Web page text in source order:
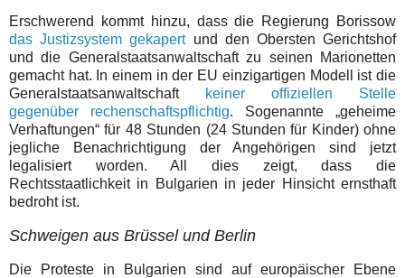
Erschwerend kommt hinzu, dass die Regierung Borissow
das Justizsystem gekapertund den Obersten Gerichtshof
und die Generalstaatsanwaltschaft zu seinen Marionetten
gemacht hat. In einem in der EU einzigartigen Modell ist die
Generalstaatsanwaltschaft
keiner offiziellen Stelle
gegenüber rechenschaftspflichtig. Sogenannte „geheime
Verhaftungen“ für 48 Stunden (24 Stunden für Kinder) ohne
jegliche Benachrichtigung der Angehörigen sind jetzt
legalisiert worden. All dies zeigt, dass die
Rechtsstaatlichkeit in Bulgarien in jeder Hinsicht ernsthaft
bedroht ist.
Schweigen aus Brüssel und Berlin
Die Proteste in Bulgarien sind auf europäischer Ebene